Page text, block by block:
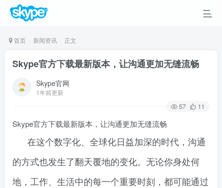
首页 新闻资讯 正文
Skype官方下载最新版本，让沟通更加无缝流畅
Skype官网
1年前更新
57 11
Skype官方下载最新版本，让沟通更加无缝流畅
在这个数字化、全球化日益加深的时代，沟通
的方式也发生了翻天覆地的变化。无论你身处何
地，工作、生活中的每一个重要时刻，都可能通过